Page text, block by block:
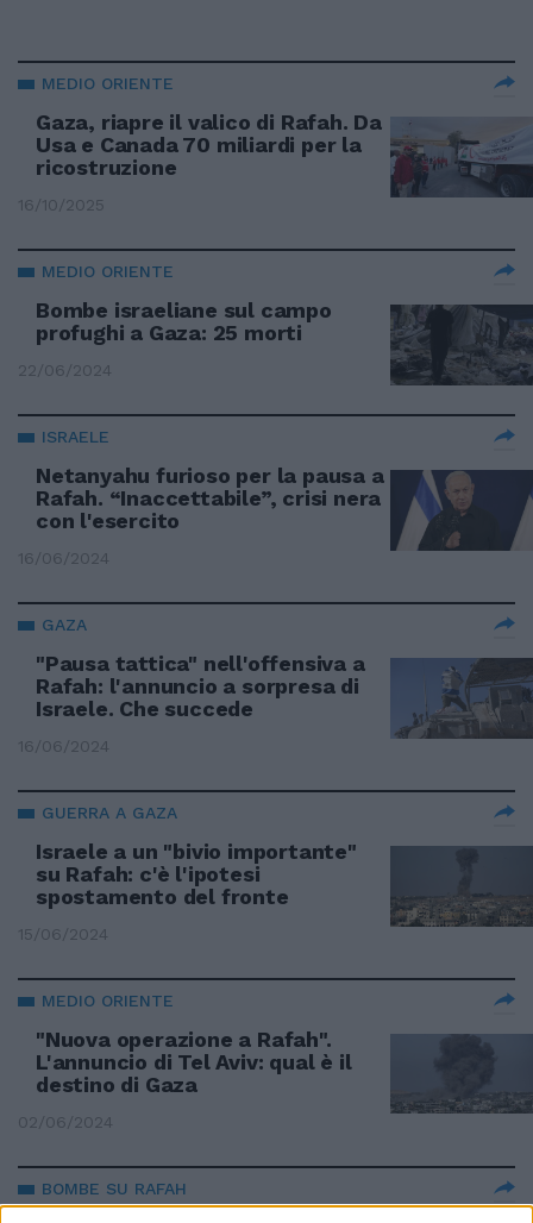
MEDIO ORIENTE
Gaza, riapre il valico di Rafah. Da
Usa e Canada 70 miliardi per la
ricostruzione
16/10/2025
MEDIO ORIENTE
Bombe israeliane sul campo
profughi a Gaza: 25 morti
22/06/2024
ISRAELE
Netanyahu furioso per la pausa a
Rafah. “Inaccettabile”, crisi nera
con l'esercito
16/06/2024
GAZA
"Pausa tattica" nell'offensiva a
Rafah: l'annuncio a sorpresa di
Israele. Che succede
16/06/2024
GUERRA A GAZA
Israele a un "bivio importante"
su Rafah: c'è l'ipotesi
spostamento del fronte
15/06/2024
MEDIO ORIENTE
"Nuova operazione a Rafah".
L'annuncio di Tel Aviv: qual è il
destino di Gaza
02/06/2024
BOMBE SU RAFAH